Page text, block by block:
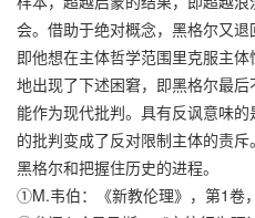
会。借助于绝对概念，黑格尔又退
即他想在主体哲学范围里克服主
地出现了下述困窘，即黑格尔最
能作为现代批判。具有反讽意味
的批判变成了反对限制主体的责
黑格尔和把握住历史的进程。
①M.韦伯：《新教伦理》，第1卷